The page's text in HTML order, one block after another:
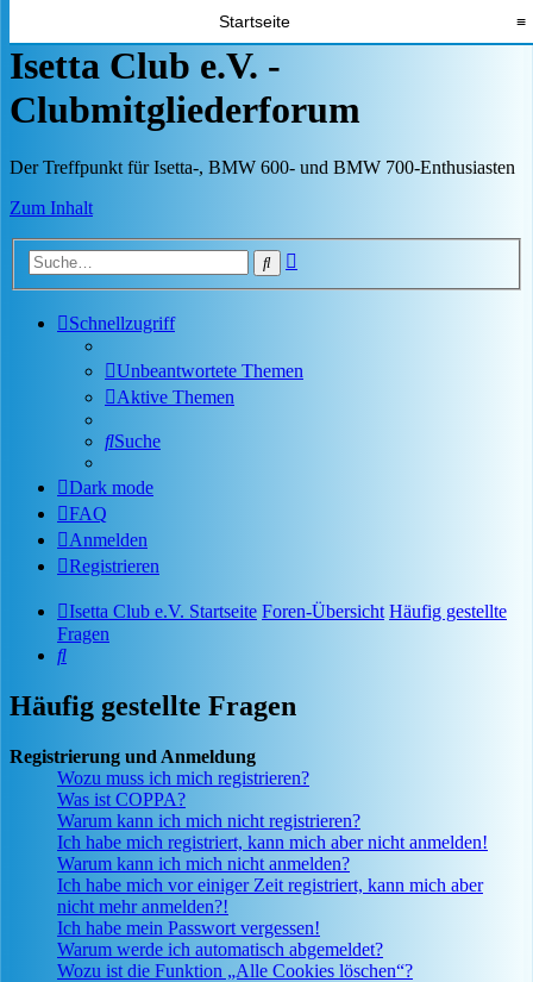
Startseite ≡
Isetta Club e.V. -
Clubmitgliederforum
Der Treffpunkt für Isetta-, BMW 600- und BMW 700-Enthusiasten
Zum Inhalt
Suche
Schnellzugriff
Unbeantwortete Themen
Aktive Themen
Suche
Dark mode
FAQ
Anmelden
Registrieren
Isetta Club e.V. Startseite Foren-Übersicht Häufig gestellte
Fragen
Suche
Häufig gestellte Fragen
Registrierung und Anmeldung
Wozu muss ich mich registrieren?
Was ist COPPA?
Warum kann ich mich nicht registrieren?
Ich habe mich registriert, kann mich aber nicht anmelden!
Warum kann ich mich nicht anmelden?
Ich habe mich vor einiger Zeit registriert, kann mich aber
nicht mehr anmelden?!
Ich habe mein Passwort vergessen!
Warum werde ich automatisch abgemeldet?
Wozu ist die Funktion „Alle Cookies löschen“?